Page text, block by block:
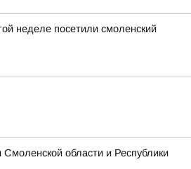
неделе посетили смоленский
области и Республики